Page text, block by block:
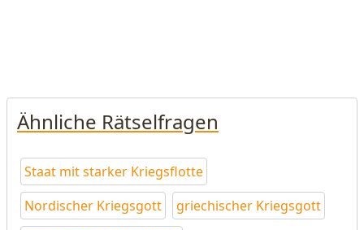
Ähnliche Rätselfragen
Staat mit starker Kriegsflotte
Nordischer Kriegsgott
griechischer Kriegsgott